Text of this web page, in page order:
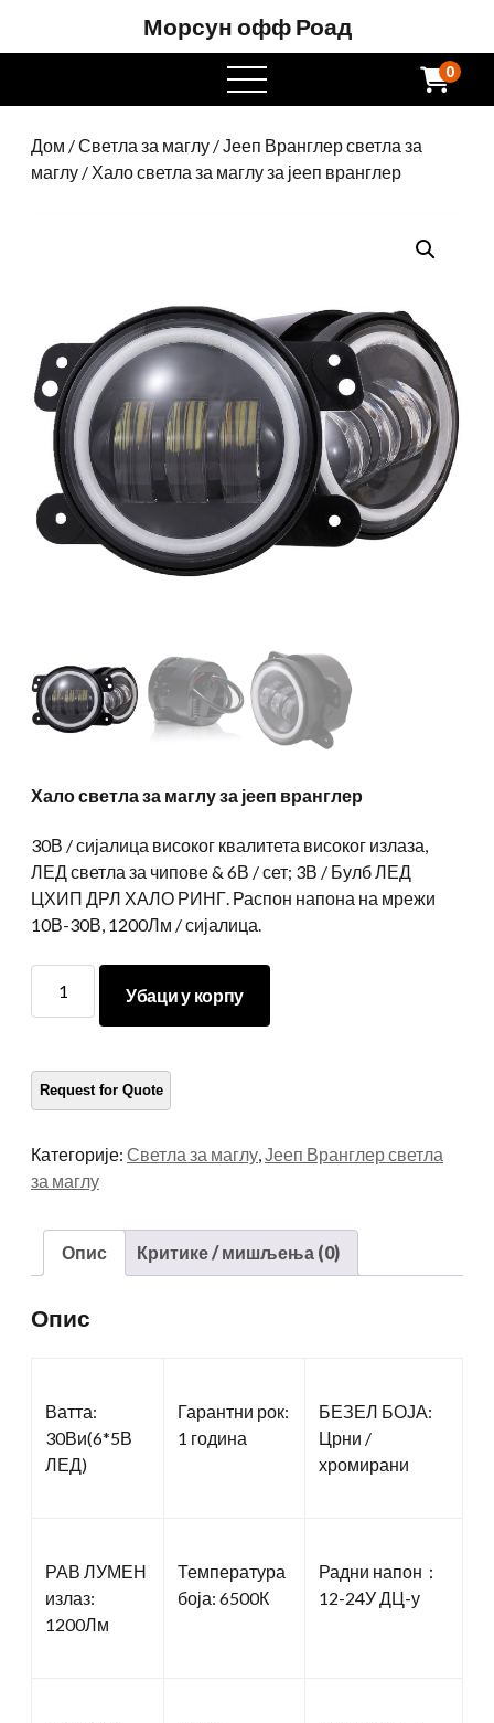
Морсун офф Роад
отворен
мени
0
Дом /Светла за маглу /Јееп Вранглер светла за
маглу / Хало светла за маглу за јееп вранглер
Хало светла за маглу за јееп вранглер
30В / сијалица високог квалитета високог излаза,
ЛЕД светла за чипове & 6В / сет; 3В / Булб ЛЕД
ЦХИП ДРЛ ХАЛО РИНГ. Распон напона на мрежи
10В-30В, 1200Лм / сијалица.
светла
за
јееп
количина
Убаци у корпу
Категорије: Светла за маглу Јееп Вранглер светла
за маглу
Опис Критике / мишљења (0)
Опис
Ватта:
30Ви(6*5В
ЛЕД)
Гарантни рок:
1 година
БЕЗЕЛ БОЈА:
Црни /
хромирани
РАВ ЛУМЕН
излаз:
1200Лм
Температура
боја: 6500К
Радни напон：
12-24У ДЦ-у